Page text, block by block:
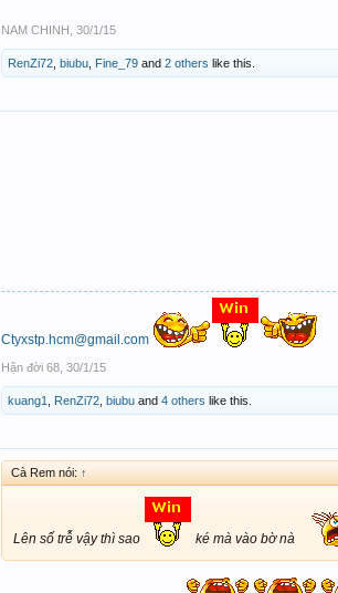
NAM CHINH 30/1/15
RenZi72 biubu Fine_79 and 2 others like this.
Ctyxstp.hcm@gmail.com
Hận đời 68 30/1/15
kuang1 RenZi72 biubu and 4 others like this.
Cà Rem nói: ↑
Lên số trễ vậy thì sao ké mà vào bờ nà